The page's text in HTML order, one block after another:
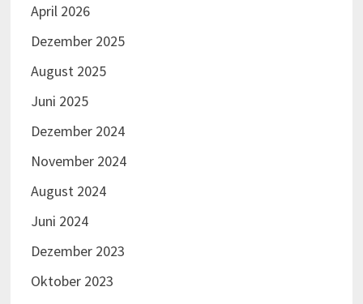
April 2026
Dezember 2025
August 2025
Juni 2025
Dezember 2024
November 2024
August 2024
Juni 2024
Dezember 2023
Oktober 2023